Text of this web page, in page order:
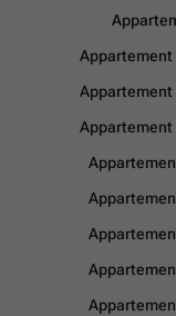
Appartement
Appartement
Appartement